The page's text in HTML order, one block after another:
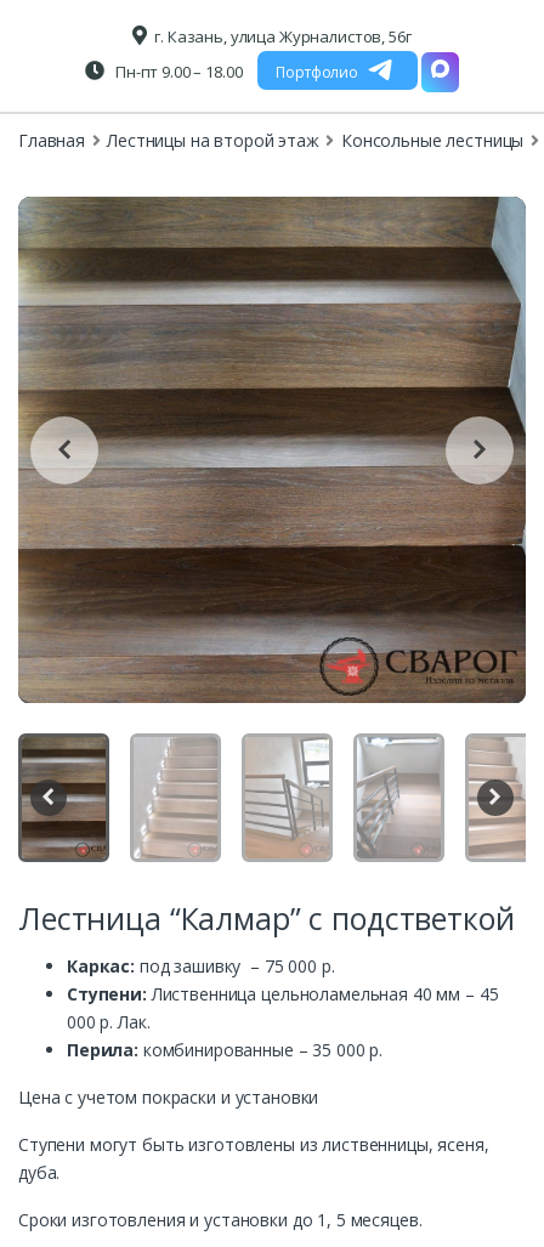
г. Казань, улица Журналистов, 56г
Пн-пт 9.00 – 18.00
Портфолио
Главная Лестницы на второй этаж Консольные лестницы
Лестница “Калмар” с подстветкой
Каркас: под зашивку – 75 000 р.
Ступени: Лиственница цельноламельная 40 мм – 45
000 р. Лак.
Перила: комбинированные – 35 000 р.
Цена с учетом покраски и установки
Ступени могут быть изготовлены из лиственницы, ясеня,
дуба.
Сроки изготовления и установки до 1, 5 месяцев.